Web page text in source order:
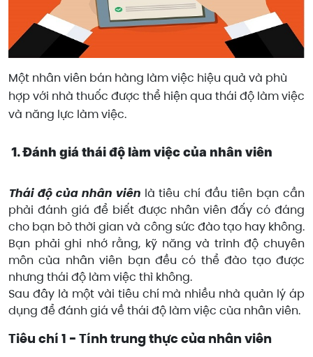
Một nhân viên bán hàng làm việc hiệu quả và phù
hợp với nhà thuốc được thể hiện qua thái độ làm việc
và năng lực làm việc.
1. Đánh giá thái độ làm việc của nhân viên
Thái độ của nhân viênlà tiêu chí đầu tiên bạn cần
phải đánh giá để biết được nhân viên đấy có đáng
cho bạn bỏ thời gian và công sức đào tạo hay không.
Bạn phải ghi nhớ rằng, kỹ năng và trình độ chuyên
môn của nhân viên bạn đều có thể đào tạo được
nhưng thái độ làm việc thì không.
Sau đây là một vài tiêu chí mà nhiều nhà quản lý áp
dụng để đánh giá về thái độ làm việc của nhân viên.
Tiêu chí 1 - Tính trung thực của nhân viên